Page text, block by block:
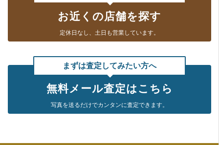
テレビ東京 「たけしのニッポンのミカタ！」
フジテレビ「世界の何だコレ！？ ミステリー＆林修のニッポンド
2019年11月27放送
フジテレビ「林修のニッポンドリル」
2019年11月6日放送
テレビ朝日「羽鳥慎一 モーニングショー」
お近くの店舗を探す
定休日なし、 土日も営業しています。
まずは査定してみたい方へ
無料メール査定はこちら
写真を送るだけでカンタンに査定できます。